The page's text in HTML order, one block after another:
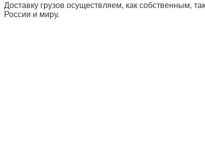
Доставку грузов осуществляем, как собственным,
России и миру.